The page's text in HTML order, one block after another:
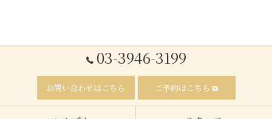
03-3946-3199
お問い合わせはこちら ご予約はこちら